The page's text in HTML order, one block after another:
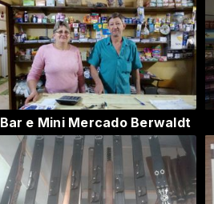
Bar e Mini Mercado Berwaldt